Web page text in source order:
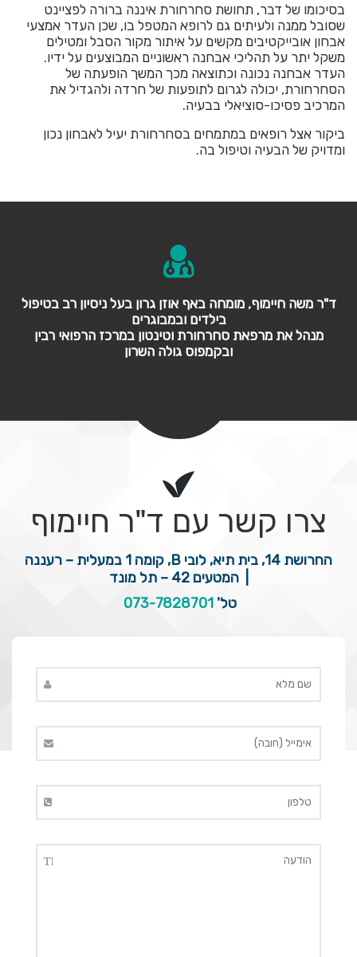
בסיכומו של דבר, תחושת סחרחורת איננה ברורה לפציינט
שסובל ממנה ולעיתים גם לרופא המטפל בו, שכן העדר אמצעי
אבחון אובייקטיבים מקשים על איתור מקור הסבל ומטילים
משקל יתר על תהליכי אבחנה ראשוניים המבוצעים על ידיו.
העדר אבחנה נכונה וכתוצאה מכך המשך הופעתה של
הסחרחורת, יכולה לגרום לתופעות של חרדה ולהגדיל את
המרכיב פסיכו-סוציאלי בבעיה.
ביקור אצל רופאים במתמחים בסחרחורת יעיל לאבחון נכון
ומדויק של הבעיה וטיפול בה.
ד"ר משה חיימוף, מומחה באף אוזן גרון בעל ניסיון רב בטיפול
בילדים ובמבוגרים
מנהל את מרפאת סחרחורת וטינטון במרכז הרפואי רבין
ובקמפוס גולה השרון
צרו קשר עם ד"ר חיימוף
החרושת 14, בית תיא, לובי B, קומה 1 במעלית – רעננה
המטעים 42 – תל מונד
טל' 073-7828701